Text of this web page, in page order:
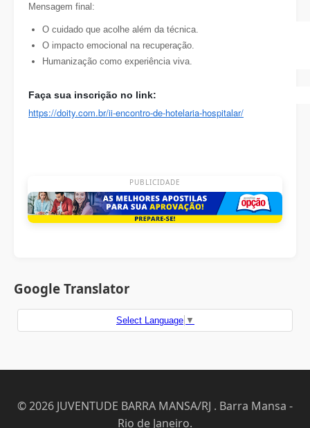
Mensagem final:
O cuidado que acolhe além da técnica.
O impacto emocional na recuperação.
Humanização como experiência viva.
Faça sua inscrição no link:
https://doity.com.br/ii-encontro-de-hotelaria-hospitalar/
PUBLICIDADE
Google Translator
Select Language ▼
© 2026 JUVENTUDE BARRA MANSA/RJ . Barra Mansa -
Rio de Janeiro.